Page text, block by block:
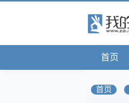
首页
首页